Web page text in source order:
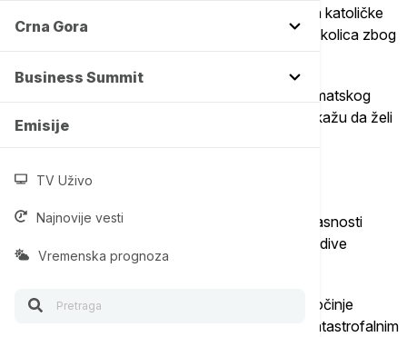
Crna Gora
Business Summit
Emisije
TV Uživo
Najnovije vesti
Vremenska prognoza
do sada najduže putovanje vrhovnog poglavara katoličke
crkve, koji za kretanje redovno koristi invalidska kolica zbog
bolova u kolenima i leđima.
Papa se snažno zalaže za primenu Pariskog klimatskog
sporazuma iz 2015. godine, a njegovi saradnici kažu da želi
da nastavi da upućuje pozive za suočavanje sa
najugroženijima, navodi agencija.
U zemljama koje papa planira da poseti, ove opasnosti
uključuju porast nivoa mora i sve teže i nepredvidive
toplotne talase i tajfune.
Džakarta, glavni grad Indonezije, gde papa započinje
putovanje u jugoistočnoj Aziji, suočava se sa katastrofalnim